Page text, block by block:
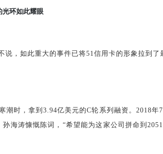
光环如此耀眼
，如此重大的事件已将51信用卡的形象拉到了
潮时，拿到3.94亿美元的C轮系列融资。2018年
海涛慷慨陈词，“希望能为这家公司拼命到